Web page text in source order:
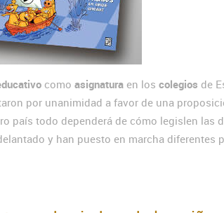
como asignatura en los colegios de
por unanimidad a favor de una
país todo dependerá de cómo legislen
y han puesto en marcha diferentes